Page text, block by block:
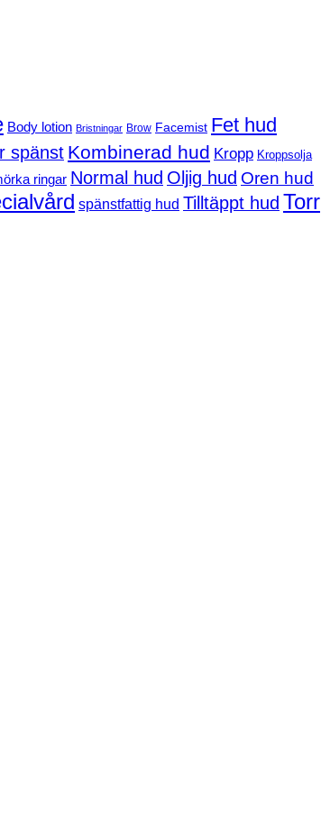
Body lotion Bristningar Brow Facemist Fet hud
spänst Kombinerad hud Kropp Kroppsolja
ringar Normal hud Oljig hud Oren hud
spänstfattig hud Tilltäppt hud Torr